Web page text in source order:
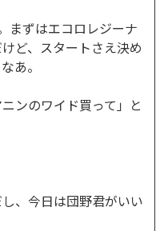
まずはエコロレジーナ
ど、スタートさえ決め
あ。
ンのワイド買って」と
、今日は団野君がいい